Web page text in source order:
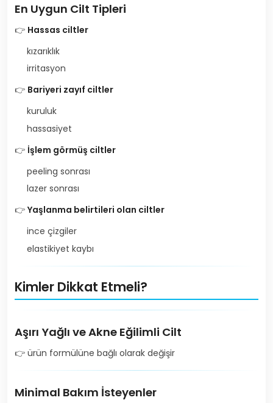
En Uygun Cilt Tipleri
👉 Hassas ciltler
kızarıklık
irritasyon
👉 Bariyeri zayıf ciltler
kuruluk
hassasiyet
👉 İşlem görmüş ciltler
peeling sonrası
lazer sonrası
👉 Yaşlanma belirtileri olan ciltler
ince çizgiler
elastikiyet kaybı
Kimler Dikkat Etmeli?
Aşırı Yağlı ve Akne Eğilimli Cilt
👉 ürün formülüne bağlı olarak değişir
Minimal Bakım İsteyenler